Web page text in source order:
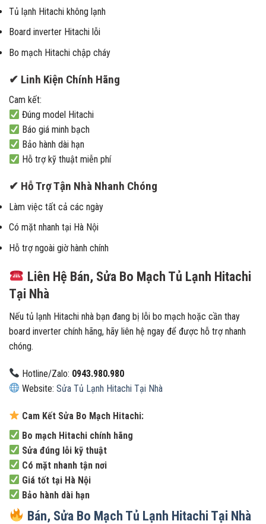
Tủ lạnh Hitachi không lạnh
Board inverter Hitachi lỗi
Bo mạch Hitachi chập cháy
✔ Linh Kiện Chính Hãng
Cam kết:
Đúng model Hitachi
Báo giá minh bạch
Bảo hành dài hạn
Hỗ trợ kỹ thuật miễn phí
✔ Hỗ Trợ Tận Nhà Nhanh Chóng
Làm việc tất cả các ngày
Có mặt nhanh tại Hà Nội
Hỗ trợ ngoài giờ hành chính
Liên Hệ Bán, Sửa Bo Mạch Tủ Lạnh Hitachi
Tại Nhà
Nếu tủ lạnh Hitachi nhà bạn đang bị lỗi bo mạch hoặc cần thay
board inverter chính hãng, hãy liên hệ ngay để được hỗ trợ nhanh
chóng.
Hotline/Zalo: 0943.980.980
Website:Sửa Tủ Lạnh Hitachi Tại Nhà
Cam Kết Sửa Bo Mạch Hitachi:
Bo mạch Hitachi chính hãng
Sửa đúng lỗi kỹ thuật
Có mặt nhanh tận nơi
Giá tốt tại Hà Nội
Bảo hành dài hạn
Bán, Sửa Bo Mạch Tủ Lạnh Hitachi Tại Nhà